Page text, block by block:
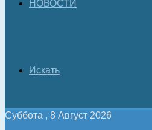
НОВОСТИ
Искать
Суббота , 8 Август 2026